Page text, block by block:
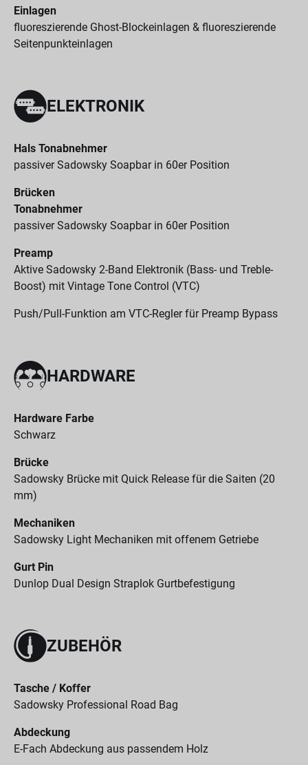
Einlagen
fluoreszierende Ghost-Blockeinlagen & fluoreszierende
Seitenpunkteinlagen
ELEKTRONIK
Hals Tonabnehmer
passiver Sadowsky Soapbar in 60er Position
Brücken
Tonabnehmer
passiver Sadowsky Soapbar in 60er Position
Preamp
Aktive Sadowsky 2-Band Elektronik (Bass- und Treble-
Boost) mit Vintage Tone Control (VTC)
Push/Pull-Funktion am VTC-Regler für Preamp Bypass
HARDWARE
Hardware Farbe
Schwarz
Brücke
Sadowsky Brücke mit Quick Release für die Saiten (20
mm)
Mechaniken
Sadowsky Light Mechaniken mit offenem Getriebe
Gurt Pin
Dunlop Dual Design Straplok Gurtbefestigung
ZUBEHÖR
Tasche / Koffer
Sadowsky Professional Road Bag
Abdeckung
E-Fach Abdeckung aus passendem Holz